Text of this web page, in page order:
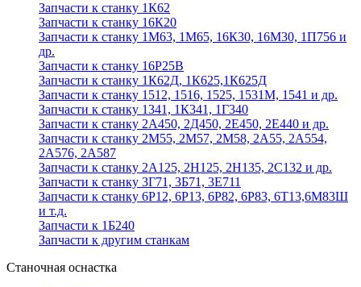
Запчасти к станку 1К62
Запчасти к станку 16К20
Запчасти к станку 1М63, 1М65, 16К30, 16М30, 1П756 и
др.
Запчасти к станку 16Р25В
Запчасти к станку 1К62Д, 1К625,1К625Д
Запчасти к станку 1512, 1516, 1525, 1531М, 1541 и др.
Запчасти к станку 1341, 1К341, 1Г340
Запчасти к станку 2А450, 2Д450, 2Е450, 2Е440 и др.
Запчасти к станку 2М55, 2М57, 2М58, 2А55, 2А554,
2А576, 2А587
Запчасти к станку 2А125, 2Н125, 2Н135, 2С132 и др.
Запчасти к станку 3Г71, 3Б71, 3Е711
Запчасти к станку 6Р12, 6Р13, 6Р82, 6Р83, 6Т13,6М83Ш
и т.д.
Запчасти к 1Б240
Запчасти к другим станкам
Станочная оснастка